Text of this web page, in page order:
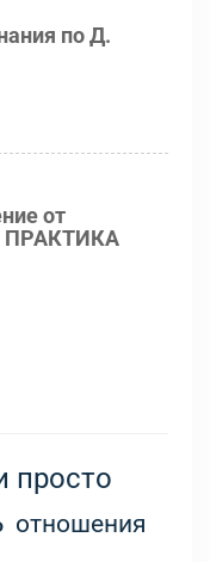
по Д.
от
ПРАКТИКА
просто
отношения